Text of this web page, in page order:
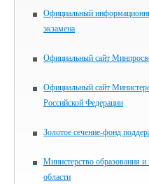
Официальный
экзамена
Официальный сайт
Официальный сайт
Российской Федерации
Золотое сечение-фонд
Министерство образования
области